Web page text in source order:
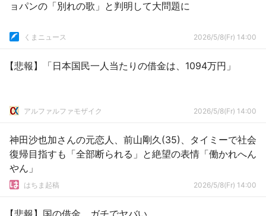
ョパンの「別れの歌」と判明して大問題に
くまニュース 2026/5/8(Fr) 14:00
【悲報】「日本国民一人当たりの借金は、1094万円」
アルファルファモザイク 2026/5/8(Fr) 14:00
神田沙也加さんの元恋人、前山剛久(35)、タイミーで社会
復帰目指すも「全部断られる」と絶望の表情「働かれへん
やん」
はちま起稿 2026/5/8(Fr) 14:00
【悲報】国の借金、ガチでヤバい